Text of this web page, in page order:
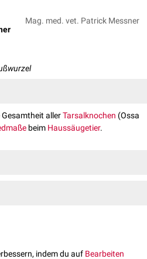
Mag. med. vet. Patrick Messner
allerTarsalknochen (Ossa
beim Haussäugetier.
Uwe Gille. Anatomie für die
2015.
Farbatlas für Studium und Praxis.
indem du auf Bearbeiten